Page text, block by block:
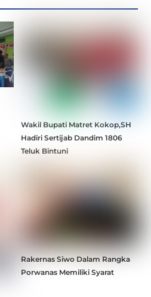
Wakil Bupati Matret Kokop,SH
Hadiri Sertijab Dandim 1806
Teluk Bintuni
Rakernas Siwo Dalam Rangka
Porwanas Memiliki Syarat